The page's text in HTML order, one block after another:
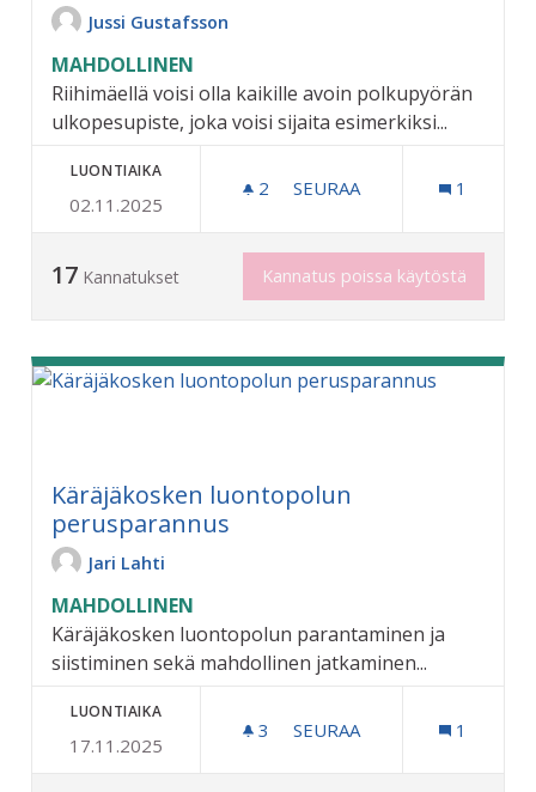
Jussi Gustafsson
MAHDOLLINEN
Riihimäellä voisi olla kaikille avoin polkupyörän
ulkopesupiste, joka voisi sijaita esimerkiksi...
LUONTIAIKA
02.11.2025
2 2 SEURAAJAA
SEURAA 1
17 Kannatukset Kannatus poissa käytöstä
Käräjäkosken luontopolun
perusparannus
Jari Lahti
MAHDOLLINEN
Käräjäkosken luontopolun parantaminen ja
siistiminen sekä mahdollinen jatkaminen...
LUONTIAIKA
17.11.2025
3 3 SEURAAJAA
SEURAA 1